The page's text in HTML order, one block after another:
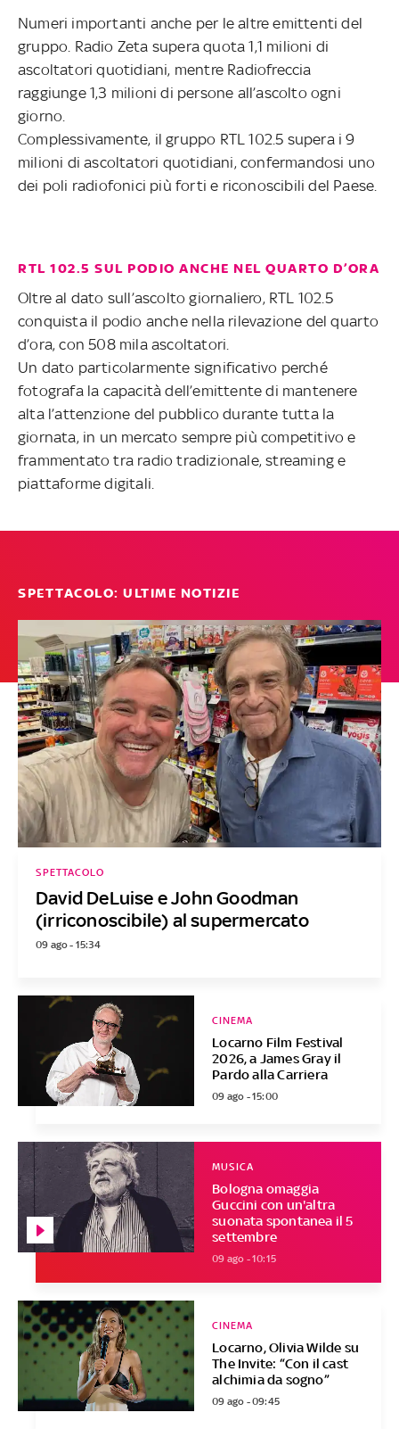
Numeri importanti anche per le altre emittenti del
gruppo. Radio Zeta supera quota 1,1 milioni di
ascoltatori quotidiani, mentre Radiofreccia
raggiunge 1,3 milioni di persone all’ascolto ogni
giorno.
Complessivamente, il gruppo RTL 102.5 supera i 9
milioni di ascoltatori quotidiani, confermandosi uno
dei poli radiofonici più forti e riconoscibili del Paese.
RTL 102.5 SUL PODIO ANCHE NEL QUARTO D’ORA
Oltre al dato sull’ascolto giornaliero, RTL 102.5
conquista il podio anche nella rilevazione del quarto
d’ora, con 508 mila ascoltatori.
Un dato particolarmente significativo perché
fotografa la capacità dell’emittente di mantenere
alta l’attenzione del pubblico durante tutta la
giornata, in un mercato sempre più competitivo e
frammentato tra radio tradizionale, streaming e
piattaforme digitali.
SPETTACOLO: ULTIME NOTIZIE
David DeLuise e John Goodman
(irriconoscibile) al supermercato
SPETTACOLO
09 ago - 15:34
Locarno Film Festival
2026, a James Gray il
Pardo alla Carriera
CINEMA
09 ago - 15:00
Bologna omaggia
Guccini con un'altra
suonata spontanea il 5
settembre
MUSICA
09 ago - 10:15
Locarno, Olivia Wilde su
The Invite: “Con il cast
alchimia da sogno”
CINEMA
09 ago - 09:45